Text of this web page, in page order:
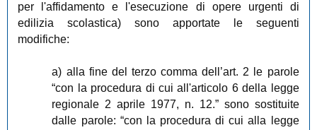
per l'affidamento e l'esecuzione di opere urgenti di
edilizia scolastica) sono apportate le seguenti
modifiche:
a) alla fine del terzo comma dell’art. 2 le parole
“con la procedura di cui all'articolo 6 della legge
regionale 2 aprile 1977, n. 12.” sono sostituite
dalle parole: “con la procedura di cui alla legge